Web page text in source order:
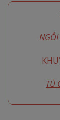
NGÔI
TỦ